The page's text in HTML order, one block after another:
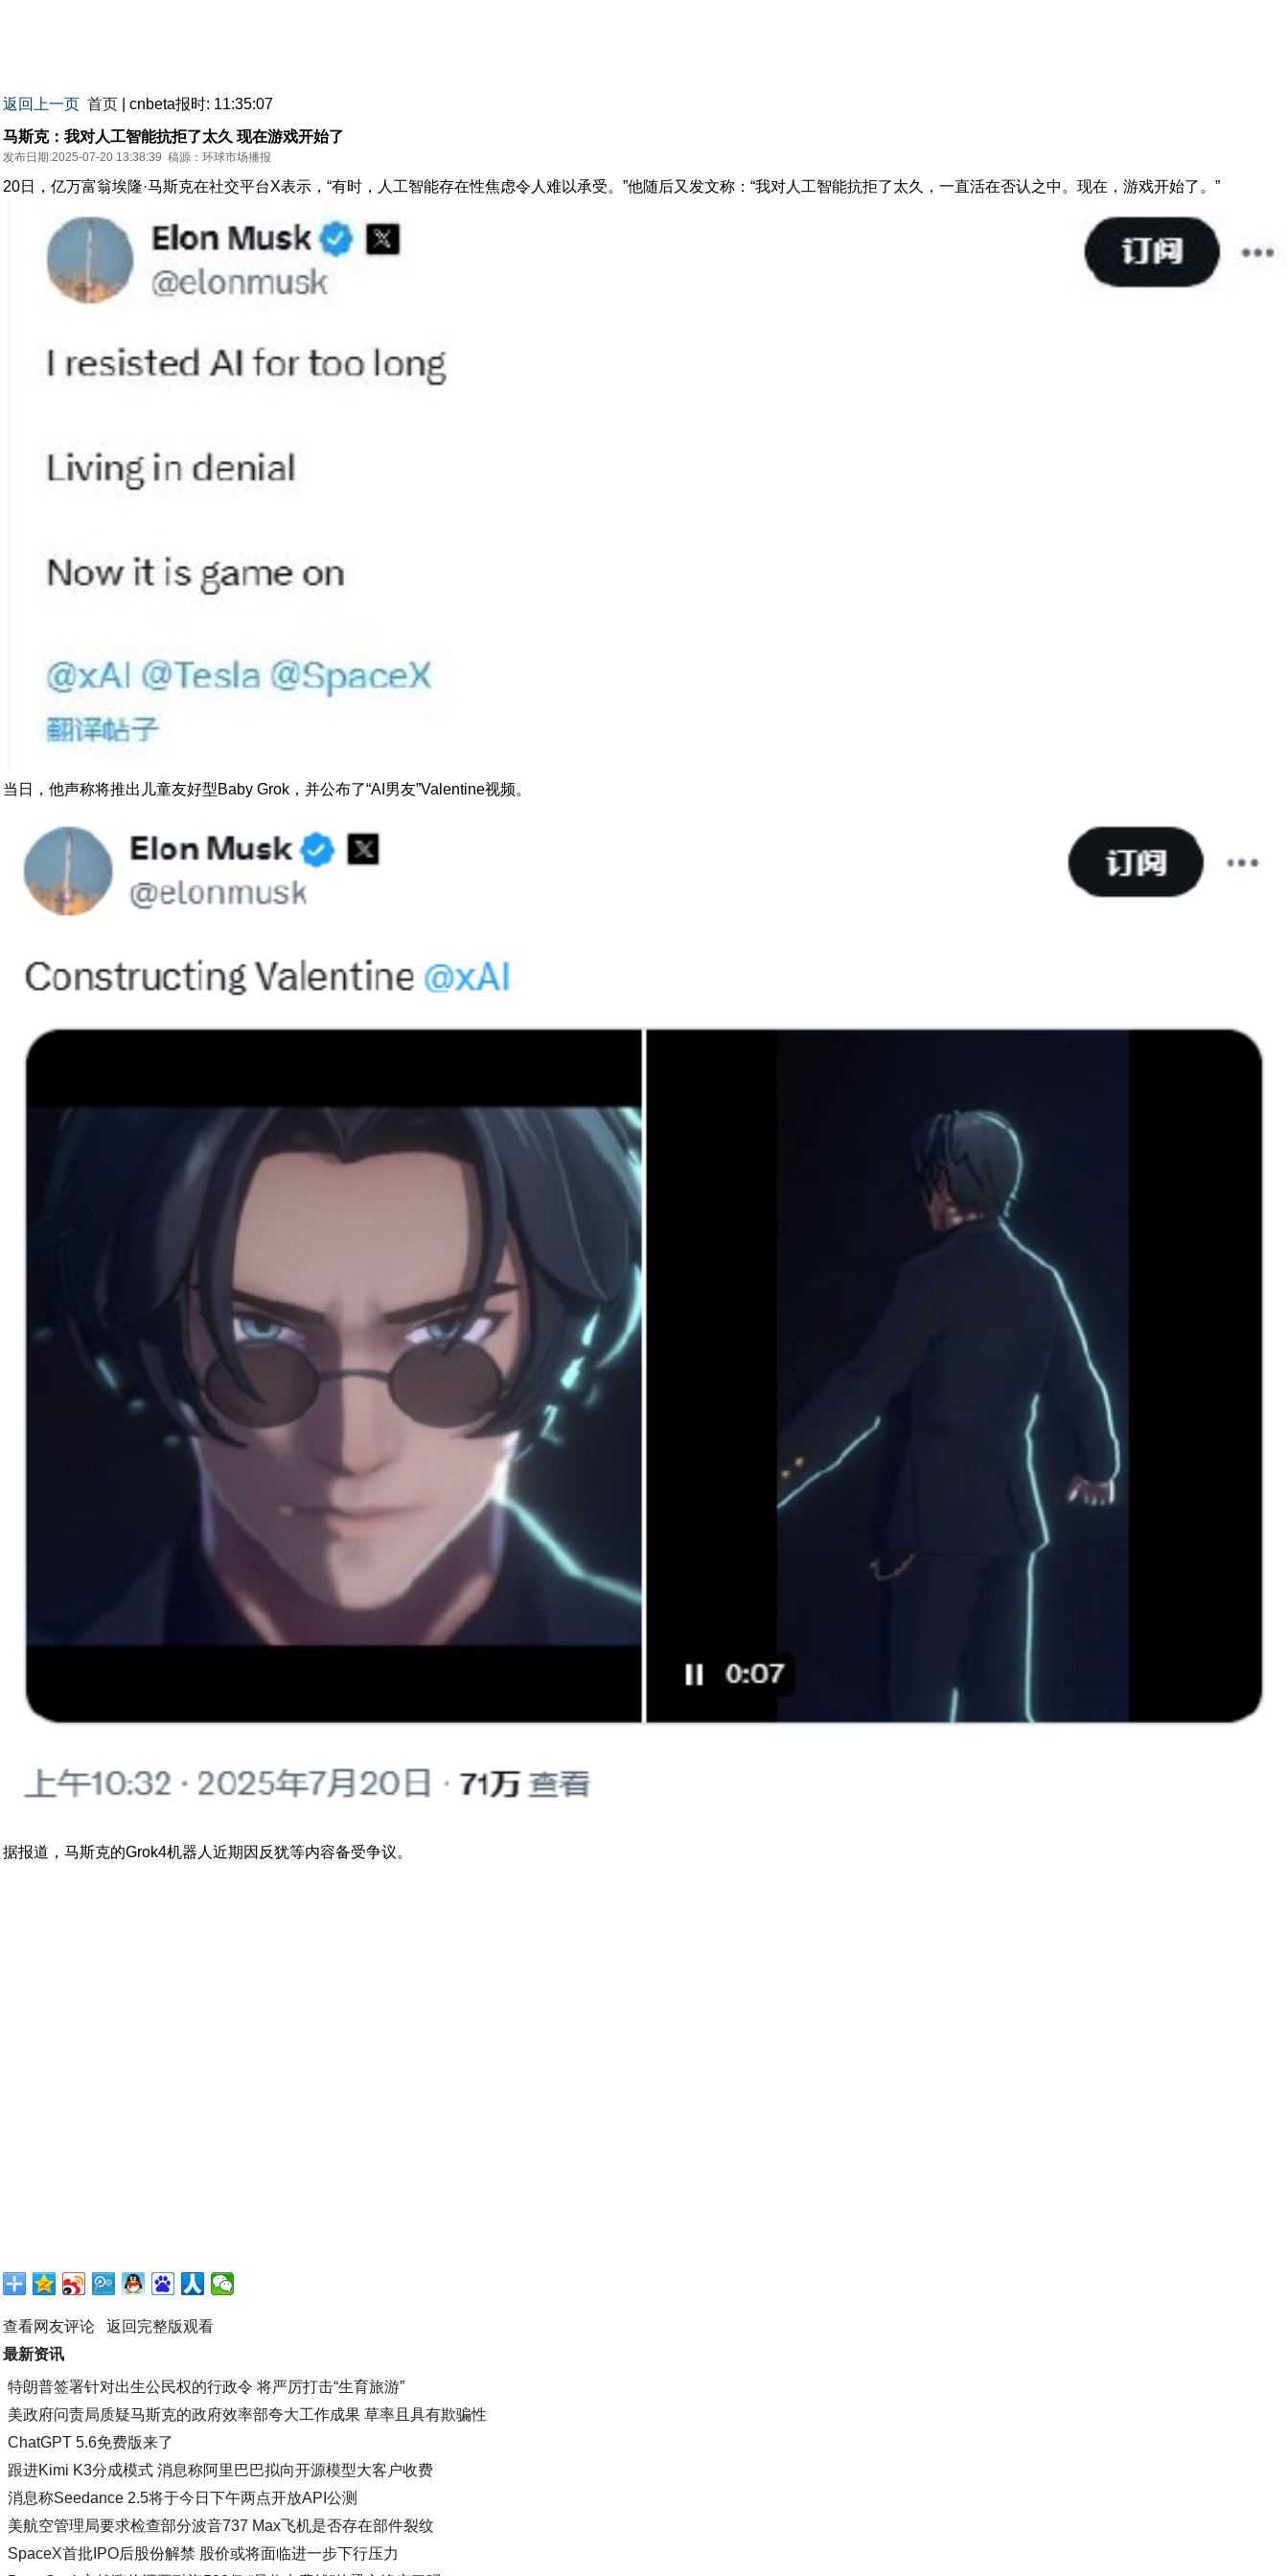
返回上一页 首页 | cnbeta报时: 11:35:07
马斯克：我对人工智能抗拒了太久 现在游戏开始了
发布日期:2025-07-20 13:38:39 稿源： 环球市场播报
20日，亿万富翁埃隆·马斯克在社交平台X表示，“有时，人工智能存在性焦虑令人难以承受。”他随后又发文称：“我对人工智能抗拒了太久，一直活在否认之中。现在，游戏开始了。”
当日，他声称将推出儿童友好型Baby Grok，并公布了“AI男友”Valentine视频。
据报道，马斯克的Grok4机器人近期因反犹等内容备受争议。
查看网友评论
返回完整版观看
最新资讯
特朗普签署针对出生公民权的行政令 将严厉打击“生育旅游”
美政府问责局质疑马斯克的政府效率部夸大工作成果 草率且具有欺骗性
ChatGPT 5.6免费版来了
跟进Kimi K3分成模式 消息称阿里巴巴拟向开源模型大客户收费
消息称Seedance 2.5将于今日下午两点开放API公测
美航空管理局要求检查部分波音737 Max飞机是否存在部件裂纹
SpaceX首批IPO后股份解禁 股价或将面临进一步下行压力